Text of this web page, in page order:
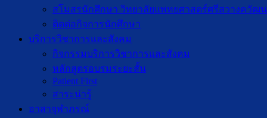
สโมสรนักศึกษา วิทยาลัยแพทยศาสตร์ศรีสวางควัฒน
ติดต่อกิจการนักศึกษา
บริการวิชาการและสังคม
กิจกรรมบริการวิชาการและสังคม
หลักสูตรอบรมระยะสั้น
Patient First
สาระน่ารู้
อาสาจุฬาภรณ์